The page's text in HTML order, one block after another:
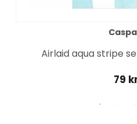
Airlaid aqua stripe
79